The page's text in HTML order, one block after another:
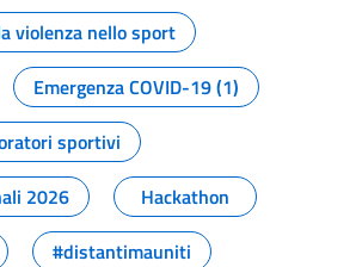
della pagina
violenza nello sport
Emergenza COVID-19 (1)
sportivi
2026
Hackathon
#distantimauniti